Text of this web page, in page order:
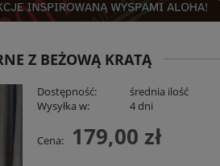
Z BEŻOWĄ KRATĄ
Dostępność:
średnia ilość
Wysyłka w:
4 dni
Cena: 179,00 zł